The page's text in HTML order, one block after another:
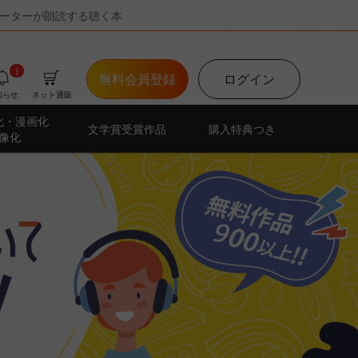
ーが朗読する聴く本
ログイン
無料会員登録
ネット通販
らせ
i
・漫画化
化
文学賞受賞作品 購入特典つき